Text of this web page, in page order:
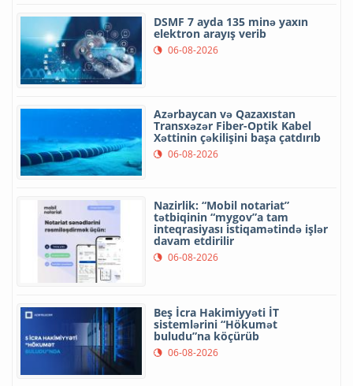
DSMF 7 ayda 135 minə yaxın
elektron arayış verib
06-08-2026
Azərbaycan və Qazaxıstan
Transxəzər Fiber-Optik Kabel
Xəttinin çəkilişini başa çatdırıb
06-08-2026
Nazirlik: “Mobil notariat”
tətbiqinin “mygov”a tam
inteqrasiyası istiqamətində işlər
davam etdirilir
06-08-2026
Beş İcra Hakimiyyəti İT
sistemlərini “Hökumət
buludu”na köçürüb
06-08-2026